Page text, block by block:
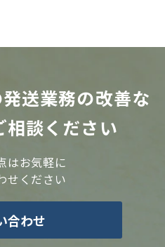
送業務の改善な
相談ください
はお気軽に
せください
合わせ